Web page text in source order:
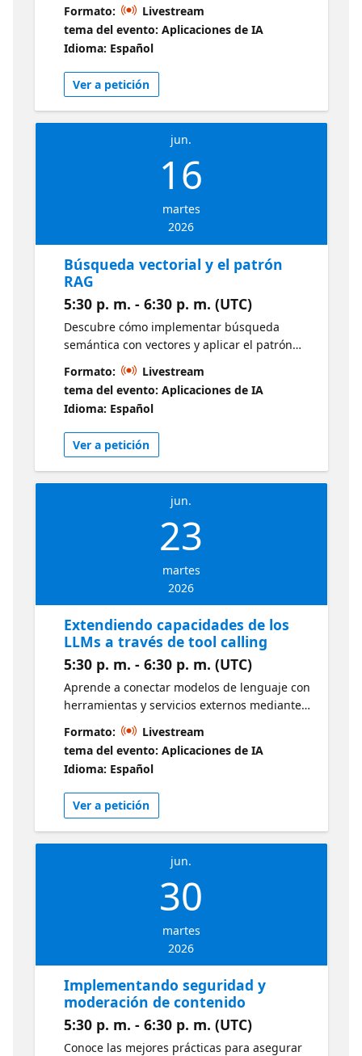
visión. Aprende a procesar texto e imágenes
para crear aplicaciones más naturales e
interactivas.
Formato:
Livestream
tema del evento: Aplicaciones de IA
Idioma: Español
Ver a petición
jun.
16
martes
2026
Búsqueda vectorial y el patrón
RAG
5:30 p. m. - 6:30 p. m. (UTC)
Descubre cómo implementar búsqueda
semántica con vectores y aplicar el patrón
Retrieval-Augmented Generation (RAG) para
enriquecer las respuestas de los LLMs con
información relevante y actualizada.
Formato:
Livestream
tema del evento: Aplicaciones de IA
Idioma: Español
Ver a petición
jun.
23
martes
2026
Extendiendo capacidades de los
LLMs a través de tool calling
5:30 p. m. - 6:30 p. m. (UTC)
Aprende a conectar modelos de lenguaje con
herramientas y servicios externos mediante
tool calling, permitiendo ejecutar acciones,
consultar APIs y ampliar las capacidades de
tus aplicaciones.
Formato:
Livestream
tema del evento: Aplicaciones de IA
Idioma: Español
Ver a petición
jun.
30
martes
2026
Implementando seguridad y
moderación de contenido
5:30 p. m. - 6:30 p. m. (UTC)
Conoce las mejores prácticas para asegurar